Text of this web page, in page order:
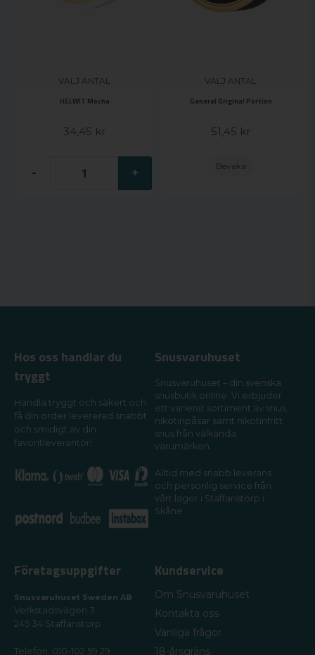
VÄLJ ANTAL
HELWIT Mocha
34,45 kr
- +
VÄLJ ANTAL
General Original Portion
51,45 kr
Bevaka
Hos oss handlar du
tryggt
Handla tryggt och säkert och
få din order levererad snabbt
och smidigt av din
favoritleverantör!
Snusvaruhuset
Snusvaruhuset – din svenska
snusbutik online. Vi erbjuder
ett varierat sortiment av snus,
nikotinpåsar samt nikotinfritt
snus från välkända
varumärken.
Alltid med snabb leverans
och personlig service från
vårt lager i Staffanstorp i
Skåne.
Företagsuppgifter
Snusvaruhuset Sweden AB
Verkstadsvägen 3
245 34 Staffanstorp
Telefon: 010-102 59 29
Kundservice
Om Snusvaruhuset
Kontakta oss
Vanliga frågor
18-årsgräns